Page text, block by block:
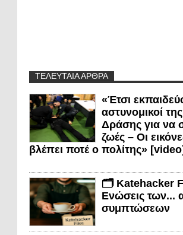
ΤΕΛΕΥΤΑΙΑ ΑΡΘΡΑ
«Έτσι
αστυνομικοί
Δράσης για να
ζωές – Οι
βλέπει ποτέ ο πολίτης»
🗂️ Katehacker
Ενώσεις των...
συμπτώσεων